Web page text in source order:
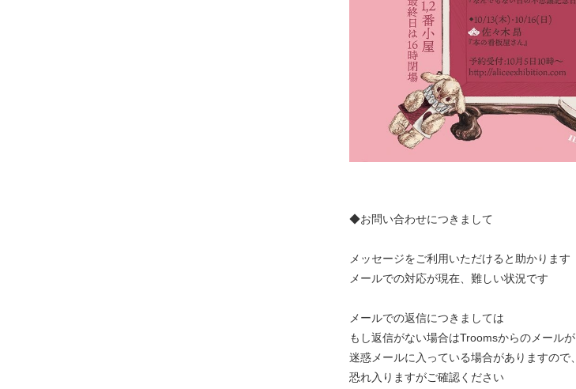
◆お問い合わせにつきまして
メッセージをご利用いただけると助かります
メールでの対応が現在、難しい状況です
メールでの返信につきましては
もし返信がない場合はTroomsからのメールが
迷惑メールに入っている場合がありますので、
恐れ入りますがご確認ください